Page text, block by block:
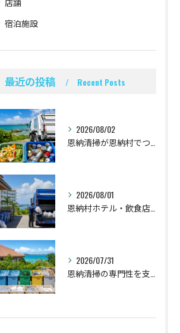
宿泊施設
最近の投稿 Recent Posts
2026/08/02
恩納清掃が恩納村でつなぐ食品廃棄物と空き缶回収
2026/08/01
恩納村ホテル・飲食店の不燃ごみ回収と時間設計
2026/07/31
恩納清掃の専門性を支える恩納村の分別対応